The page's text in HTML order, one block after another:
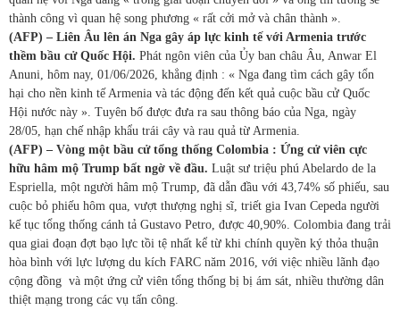
thành công vì quan hệ song phương « rất cởi mở và chân thành ».
(AFP) – Liên Âu lên án Nga gây áp lực kinh tế với Armenia trước
thềm bầu cử Quốc Hội. Phát ngôn viên của Ủy ban châu Âu, Anwar El
Anuni, hôm nay, 01/06/2026, khẳng định : « Nga đang tìm cách gây tổn
hại cho nền kinh tế Armenia và tác động đến kết quả cuộc bầu cử Quốc
Hội nước này ». Tuyên bố được đưa ra sau thông báo của Nga, ngày
28/05, hạn chế nhập khẩu trái cây và rau quả từ Armenia.
(AFP) – Vòng một bầu cử tổng thống Colombia : Ứng cử viên cực
hữu hâm mộ Trump bất ngờ về đầu. Luật sư triệu phú Abelardo de la
Espriella, một người hâm mộ Trump, đã dẫn đầu với 43,74% số phiếu, sau
cuộc bỏ phiếu hôm qua, vượt thượng nghị sĩ, triết gia Ivan Cepeda người
kế tục tổng thống cánh tả Gustavo Petro, được 40,90%. Colombia đang trải
qua giai đoạn đợt bạo lực tồi tệ nhất kể từ khi chính quyền ký thỏa thuận
hòa bình với lực lượng du kích FARC năm 2016, với việc nhiều lãnh đạo
cộng đồng và một ứng cử viên tổng thống bị bị ám sát, nhiều thường dân
thiệt mạng trong các vụ tấn công.